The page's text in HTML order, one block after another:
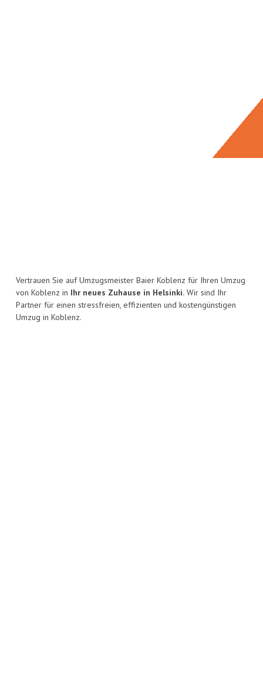
Vertrauen Sie auf Umzugsmeister Baier Koblenz für Ihren Umzug
von Koblenz in Ihr neues Zuhause in Helsinki. Wir sind Ihr
Partner für einen stressfreien, effizienten und kostengünstigen
Umzug in Koblenz.